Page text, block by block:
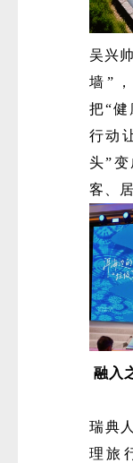
吴兴
墙”
把“健
行动
头”
客、
融入
瑞典
理旅